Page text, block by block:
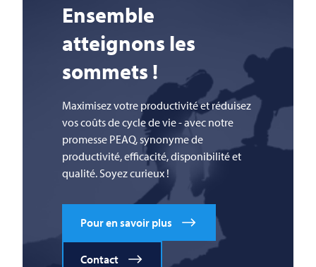
Ensemble
atteignons les
sommets !
Maximisez votre productivité et réduisez
vos coûts de cycle de vie - avec notre
promesse PEAQ, synonyme de
productivité, efficacité, disponibilité et
qualité. Soyez curieux !
Pour en savoir plus
Contact